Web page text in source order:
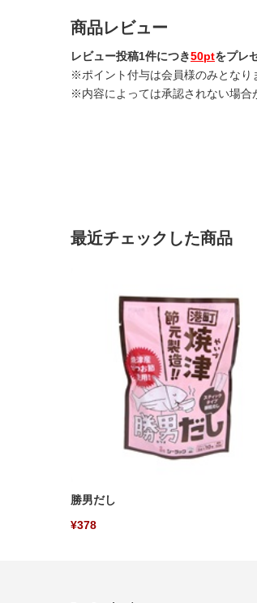
商品レビュー
レビュー投稿1件につき50ptをプレ
※ポイント付与は会員様のみとなり
※内容によっては承認されない場合
最近チェックした商品
勝男だし
¥378